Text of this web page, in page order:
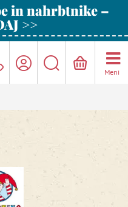
in nahrbtnike –
>>
Meni